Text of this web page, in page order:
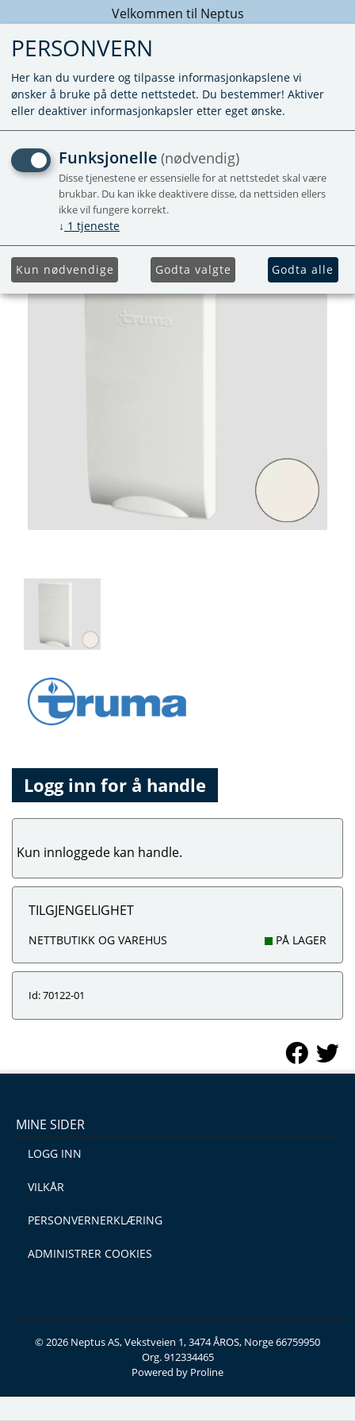
Velkommen til Neptus
DEKSEL KB3 REN HVIT
(07/2006-)
Logg inn for å handle
Kun innloggede kan handle.
TILGJENGELIGHET
NETTBUTIKK OG VAREHUS PÅ LAGER
Id: 70122-01
MINE SIDER
LOGG INN
VILKÅR
PERSONVERNERKLÆRING
ADMINISTRER COOKIES
© 2026 Neptus AS, Vekstveien 1, 3474 ÅROS, Norge 66759950
Org. 912334465
Powered by Proline
PERSONVERN
Her kan du vurdere og tilpasse informasjonkapslene vi
ønsker å bruke på dette nettstedet. Du bestemmer! Aktiver
eller deaktiver informasjonkapsler etter eget ønske.
Funksjonelle (nødvendig)
Disse tjenestene er essensielle for at nettstedet skal være
brukbar. Du kan ikke deaktivere disse, da nettsiden ellers
ikke vil fungere korrekt.
↓ 1 tjeneste
Kun nødvendige Godta valgte Godta alle